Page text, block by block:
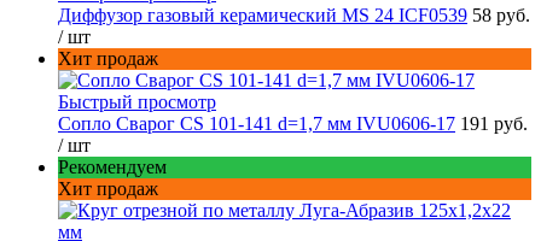
Диффузор газовый керамический MS 24 ICF0539 58 руб.
/ шт
Хит продаж
Быстрый просмотр
Сопло Сварог CS 101-141 d=1,7 мм IVU0606-17 191 руб.
/ шт
Рекомендуем
Хит продаж